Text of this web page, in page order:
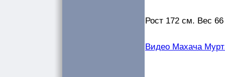
Рост 172 см. Вес 66
Видео Махача